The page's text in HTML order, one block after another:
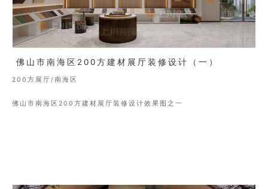
佛山市南海区200方建材展厅装修设计（一）
200方展厅/南海区
佛山市南海区200方建材展厅装修设计效果图之一